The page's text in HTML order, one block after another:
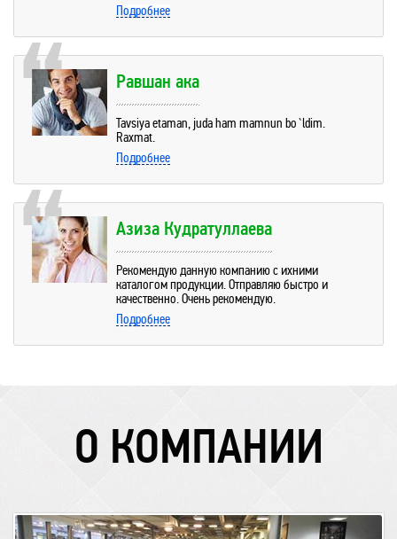
Подробнее
Равшан ака
Tavsiya etaman, juda ham mamnun bo`ldim.
Raxmat.
Подробнее
Азиза Кудратуллаева
Рекомендую данную компанию с ихними
каталогом продукции. Отправляю быстро и
качественно. Очень рекомендую.
Подробнее
О КОМПАНИИ